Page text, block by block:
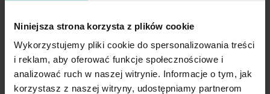
Niniejsza strona korzysta z plików cookie
Wykorzystujemy pliki cookie do spersonalizowania treści
i reklam, aby oferować funkcje społecznościowe i
analizować ruch w naszej witrynie. Informacje o tym, jak
korzystasz z naszej witryny, udostępniamy partnerom
kolekcja:Diva Line
ciemnoróżowy 125 g/m2 DINA
Diva Line Eurofirany
101,90 zł
Dodaj do koszyka Dodaj do listy życzeń